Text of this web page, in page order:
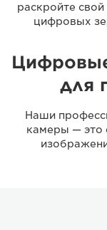
раскройте
цифровых
для
Наши
камеры — это